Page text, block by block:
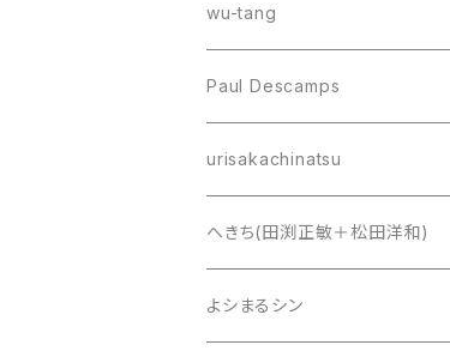
wu-tang
Paul Descamps
urisakachinatsu
へきち(田渕正敏＋松田洋和)
よシまるシン